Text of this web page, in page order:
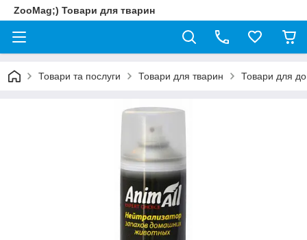
ZooMag;) Товари для тварин
Товари та послуги Товари для тварин Товари для